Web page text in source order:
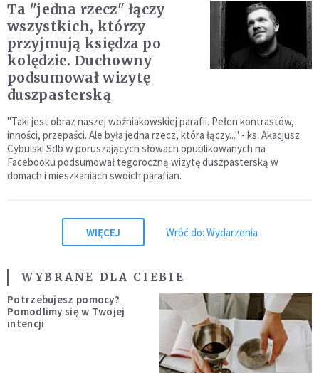
Ta "jedna rzecz" łączy
wszystkich, którzy
przyjmują księdza po
kolędzie. Duchowny
podsumował wizytę
duszpasterską
"Taki jest obraz naszej woźniakowskiej parafii. Pełen kontrastów,
inności, przepaści. Ale była jedna rzecz, która łączy..." - ks. Akacjusz
Cybulski Sdb w poruszających słowach opublikowanych na
Facebooku podsumował tegoroczną wizytę duszpasterską w
domach i mieszkaniach swoich parafian.
WIĘCEJ Wróć do: Wydarzenia
WYBRANE DLA CIEBIE
Potrzebujesz pomocy?
Pomodlimy się w Twojej
intencji